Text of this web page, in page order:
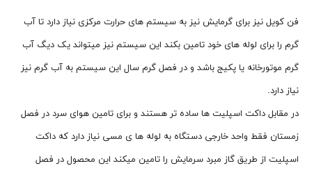
فن کویل نیز برای گرمایش نیز به سیستم های حرارت مرکزی نیاز دارد تا آب
گرم را برای لوله های خود تامین بکند این سیستم نیز میتواند یک دیگ آب
گرم موتورخانه یا پکیج باشد و در فصل گرم سال این سیستم به آب گرم نیز
نیاز دارد.
در مقابل داکت اسپلیت ها ساده تر هستند و برای تامین هوای سرد در فصل
زمستان فقط واحد خارجی دستگاه به لوله ها ی مسی نیاز دارد که داکت
اسپلیت از طریق گاز مبرد سرمایش را تامین میکند این محصول در فصل